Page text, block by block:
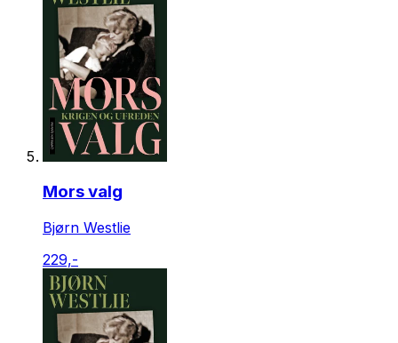
Mors valg
Bjørn Westlie
229,-